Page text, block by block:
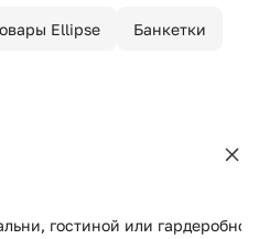
Ellipse Банкетки
гостиной или